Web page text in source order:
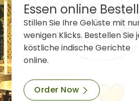
Essen online
Stillen Sie Ihre Gelüste mit
wenigen Klicks. Bestellen Sie
köstliche indische Gerichte
online.
Order Now